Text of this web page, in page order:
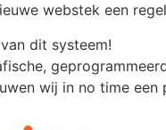
webstek een
dit systeem!
wij in no time